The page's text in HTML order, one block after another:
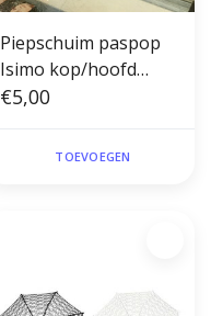
Piepschuim paspop
Isimo kop/hoofd
27cm (kinderhoofd)
€5,00
TOEVOEGEN